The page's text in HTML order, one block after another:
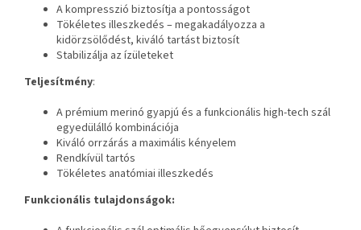
A kompresszió biztosítja a pontosságot
Tökéletes illeszkedés – megakadályozza a
kidörzsölődést, kiváló tartást biztosít
Stabilizálja az ízületeket
Teljesítmény:
A prémium merinó gyapjú és a funkcionális high-tech szál
egyedülálló kombinációja
Kiváló orrzárás a maximális kényelem
Rendkívül tartós
Tökéletes anatómiai illeszkedés
Funkcionális tulajdonságok: